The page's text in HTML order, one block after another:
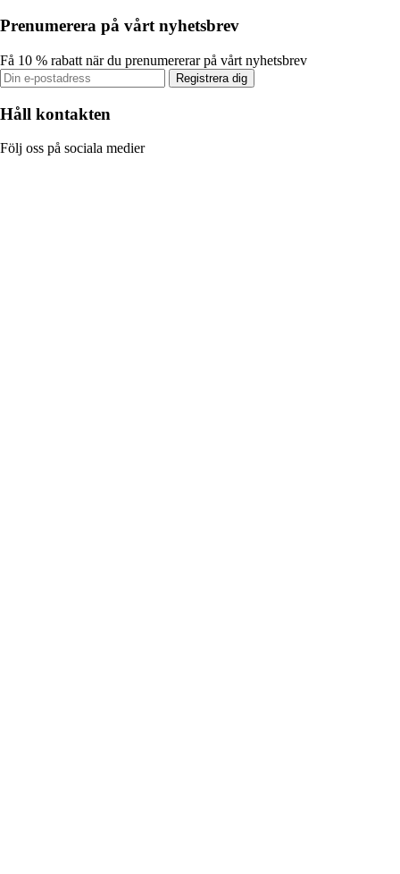
Prenumerera på vårt nyhetsbrev
Få 10 % rabatt när du prenumererar på vårt nyhetsbrev
Registrera dig
Håll kontakten
Följ oss på sociala medier